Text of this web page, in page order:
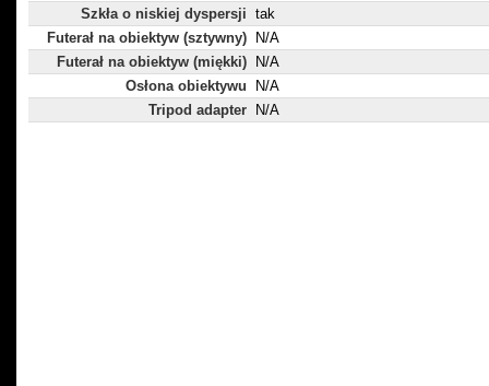
Szkła o niskiej dyspersji tak
Futerał na obiektyw (sztywny)
N/A
Futerał na obiektyw (miękki)
N/A
Osłona obiektywu
N/A
Tripod adapter
N/A